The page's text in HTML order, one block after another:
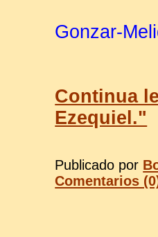
Gonzar-
Continua
Ezequiel."
Publicado por
Comentarios